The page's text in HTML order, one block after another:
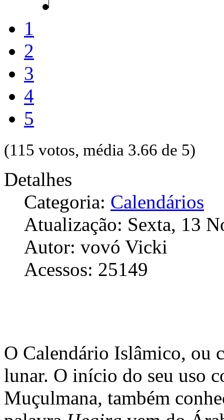
1
2
3
4
5
(115 votos, média 3.66 de 5)
Detalhes
Categoria: Calendários
Atualização: Sexta, 13
Autor: vovó Vicki
Acessos: 25149
O Calendário Islâmico, ou
lunar. O início do seu uso
Muçulmana, também